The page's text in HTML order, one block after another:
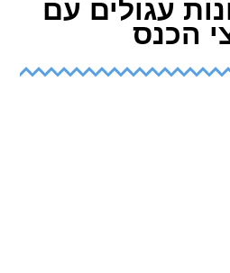
עגולים עם
הכנס